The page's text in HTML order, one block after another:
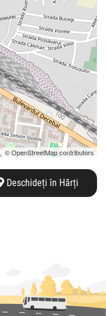
© OpenStreetMap contributors
Deschideți în Hărți